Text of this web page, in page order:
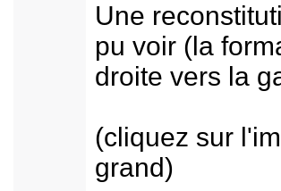
Une
pu voir (la
droite vers la
(cliquez sur
grand)